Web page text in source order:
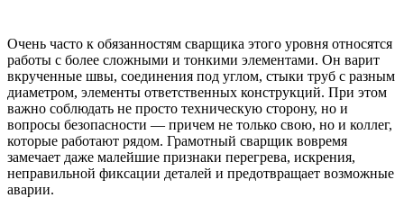
Очень часто к обязанностям сварщика этого уровня относятся
работы с более сложными и тонкими элементами. Он варит
вкрученные швы, соединения под углом, стыки труб с разным
диаметром, элементы ответственных конструкций. При этом
важно соблюдать не просто техническую сторону, но и
вопросы безопасности — причем не только свою, но и коллег,
которые работают рядом. Грамотный сварщик вовремя
замечает даже малейшие признаки перегрева, искрения,
неправильной фиксации деталей и предотвращает возможные
аварии.